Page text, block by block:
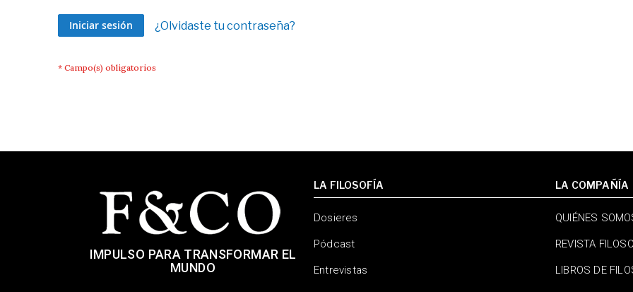
Iniciar sesión ¿Olvidaste tu contraseña?
IMPULSO PARA TRANSFORMAR EL
MUNDO
LA FILOSOFÍA
Dosieres
Pódcast
Entrevistas
LA COMPAÑÍA
QUIÉNES
REVISTA
LIBROS DE